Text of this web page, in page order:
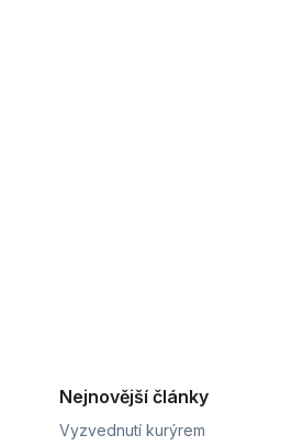
Nejnovější články
Vyzvednutí kurýrem